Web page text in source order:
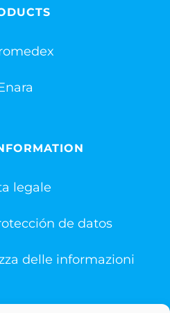
legale
de datos
delle informazioni